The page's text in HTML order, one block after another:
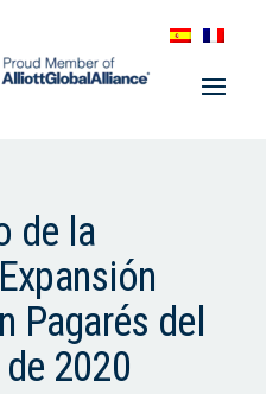
de la
Pagarés del
2020